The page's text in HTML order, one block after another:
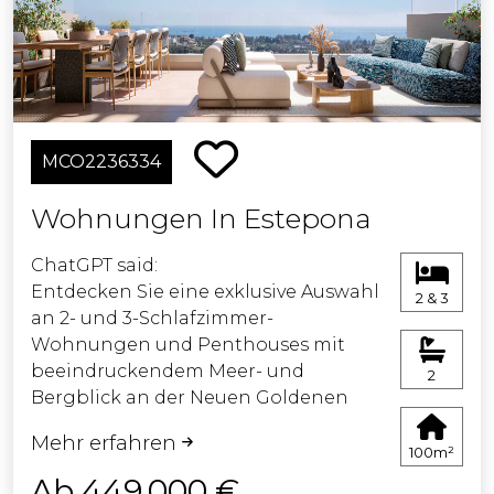
Elektroautos. Mit Klimaanlage und
hochwertiger Bauweise maximieren
diese Wohnungen das natürliche
Licht und die atemberaubenden
Ausblicke. Verpassen Sie nicht diese
einzigartige Gelegenheit, das
Traumhaus Ihres Kunden zu sichern.
Termin, um das Beste des Lebens in
MCO2236334
Wohnungen In Estepona
ChatGPT said:
Entdecken Sie eine exklusive Auswahl
an 2- und 3-Schlafzimmer-
Wohnungen und Penthouses mit
beeindruckendem Meer- und
Bergblick an der Neuen Goldenen
zeichnen sich durch moderne
Architektur, helle Innenräume und
Mehr erfahren
2 & 3
2
100m²